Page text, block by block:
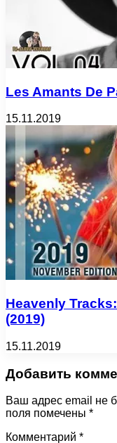
Les Amants De
15.11.2019
Heavenly
(2019)
15.11.2019
Добавить
Ваш адрес email не
поля помечены *
Комментарий *